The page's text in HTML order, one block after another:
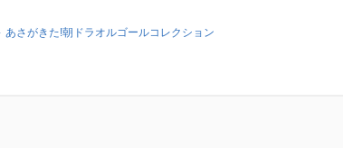
あさがきた!朝ドラオルゴールコレクション